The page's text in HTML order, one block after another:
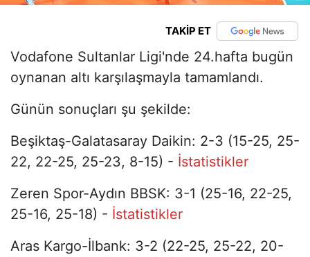
TAKİP ET
Vodafone Sultanlar Ligi'nde 24.hafta bugün
oynanan altı karşılaşmayla tamamlandı.
Günün sonuçları şu şekilde:
Beşiktaş-Galatasaray Daikin: 2-3 (15-25, 25-
22, 22-25, 25-23, 8-15) - İstatistikler
Zeren Spor-Aydın BBSK: 3-1 (25-16, 22-25,
25-16, 25-18) - İstatistikler
Aras Kargo-İlbank: 3-2 (22-25, 25-22, 20-